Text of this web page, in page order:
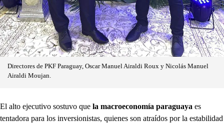
Directores de PKF Paraguay, Oscar Manuel Airaldi Roux y Nicolás Manuel
Airaldi Moujan.
El alto ejecutivo sostuvo que la macroeconomía paraguaya es
tentadora para los inversionistas, quienes son atraídos por la estabilidad